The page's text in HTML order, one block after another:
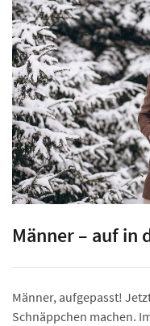
Männer – auf in
Männer, aufgepasst!
Schnäppchen machen.